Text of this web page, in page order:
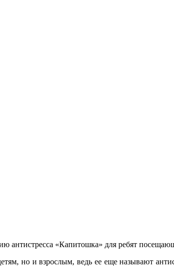
антистресса «Капитошка» для ребят
но и взрослым, ведь ее еще называют